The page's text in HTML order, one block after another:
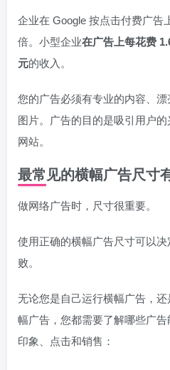
企业在 Google 按点击付费广告
倍。小型企业在广告上每花费
元的收入。
您的广告必须有专业的内容、
图片。广告的目的是吸引用户
网站。
最常见的横幅广告尺寸
做网络广告时，尺寸很重要。
使用正确的横幅广告尺寸可以
败。
无论您是自己运行横幅广告，
幅广告，您都需要了解哪些广
印象、点击和销售：